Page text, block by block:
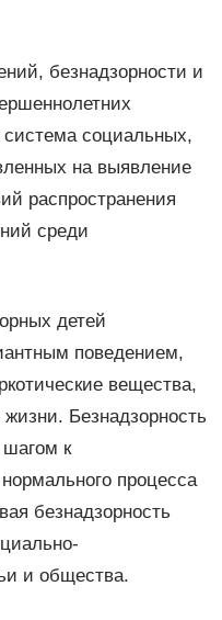
безнадзорности и
система социальных,
на выявление
распространения
среди
детей
поведением,
вещества,
Безнадзорность
шагом к
процесса
безнадзорность
и общества.